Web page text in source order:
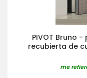
PIVOT Bruno
recubierta de
me